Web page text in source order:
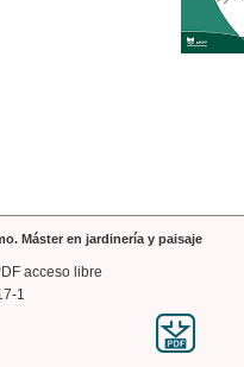
Máster en jardinería y paisaje
acceso libre
1